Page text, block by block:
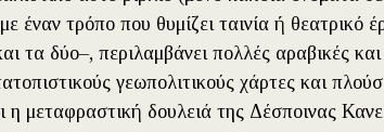
έναν τρόπο που θυμίζει ταινία ή θεατρικό
τα δύο–, περιλαμβάνει πολλές αραβικές και
γεωπολιτικούς χάρτες και
η μεταφραστική δουλειά της Δέσποινας